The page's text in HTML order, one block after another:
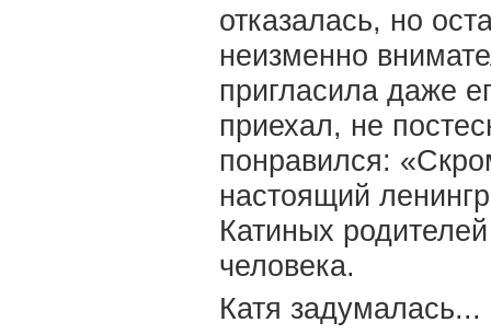
отказалась, но
неизменно
пригласила даже
приехал, не
понравился:
настоящий
Катиных
человека.
Катя задумалась...